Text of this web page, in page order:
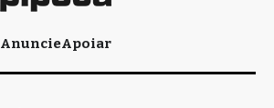
AnuncieApoiar